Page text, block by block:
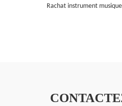
Rachat instrument